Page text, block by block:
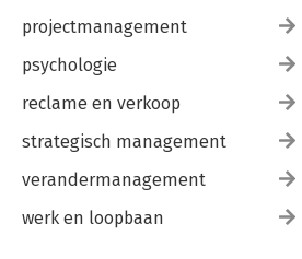
projectmanagement
psychologie
reclame en verkoop
strategisch management
verandermanagement
werk en loopbaan